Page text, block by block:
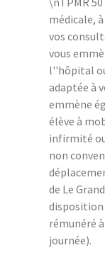
médicale,
vos
vous
l''hôpital
adaptée à
emmène
élève à
infirmité
non
de Le
disposition
rémunéré
journée).